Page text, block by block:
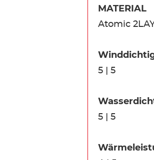
MATERIAL
Atomic
5 | 5
5 | 5